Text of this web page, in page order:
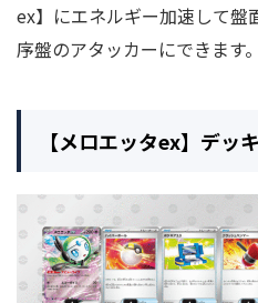
ex】にエネルギー加速して盤
序盤のアタッカーにできます。
【メロエッタex】デッキ